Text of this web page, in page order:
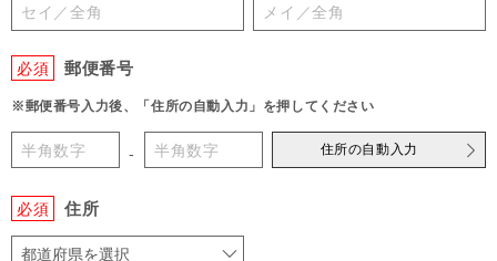
必須 郵便番号
※郵便番号入力後、「住所の自動入力」を押してください
- 住所の自動入力
必須 住所
都道府県を選択